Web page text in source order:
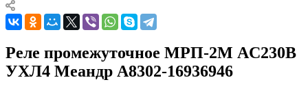
Реле промежуточное МРП-2М AC230В
УХЛ4 Меандр A8302-16936946